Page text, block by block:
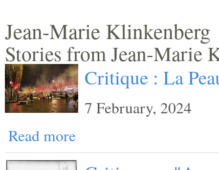
Jean-Marie Klinkenberg
Stories from Jean-Marie
Critique : La
7 February, 2024
Read more